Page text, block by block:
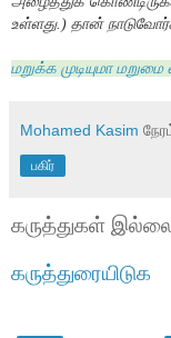
உள்ளது.) தான்
மறுக்க முடியுமா
Mohamed Kasim
பகிர்
கருத்துகள்
கருத்துரையிடுக